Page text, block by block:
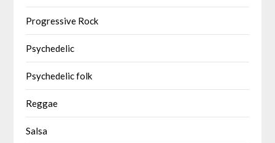
Progressive Rock
Psychedelic
Psychedelic folk
Reggae
Salsa